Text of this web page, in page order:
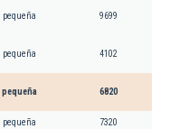
pequeña 9699
pequeña 4102
pequeña 6820
pequeña 7320